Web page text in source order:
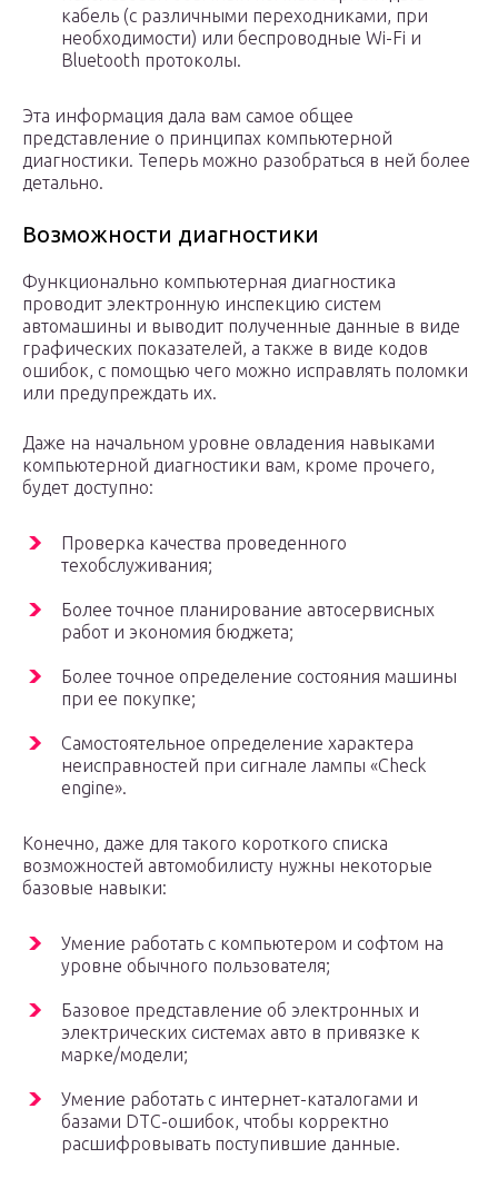
кабель (с различными переходниками, при
необходимости) или беспроводные Wi-Fi и
Bluetooth протоколы.
Эта информация дала вам самое общее
представление о принципах компьютерной
диагностики. Теперь можно разобраться в ней более
детально.
Возможности диагностики
Функционально компьютерная диагностика
проводит электронную инспекцию систем
автомашины и выводит полученные данные в виде
графических показателей, а также в виде кодов
ошибок, с помощью чего можно исправлять поломки
или предупреждать их.
Даже на начальном уровне овладения навыками
компьютерной диагностики вам, кроме прочего,
будет доступно:
Проверка качества проведенного
техобслуживания;
Более точное планирование автосервисных
работ и экономия бюджета;
Более точное определение состояния машины
при ее покупке;
Самостоятельное определение характера
неисправностей при сигнале лампы «Check
engine».
Конечно, даже для такого короткого списка
возможностей автомобилисту нужны некоторые
базовые навыки:
Умение работать с компьютером и софтом на
уровне обычного пользователя;
Базовое представление об электронных и
электрических системах авто в привязке к
марке/модели;
Умение работать с интернет-каталогами и
базами DTC-ошибок, чтобы корректно
расшифровывать поступившие данные.